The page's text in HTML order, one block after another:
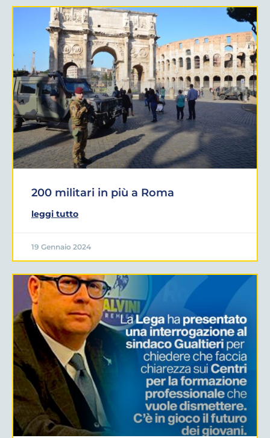
200 militari in più a Roma
leggi tutto
19 Gennaio 2024